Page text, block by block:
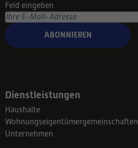
Feld eingeben
ABONNIEREN
Dienstleistungen
Haushalte
Wohnungseigentümergemeinschaften
Unternehmen